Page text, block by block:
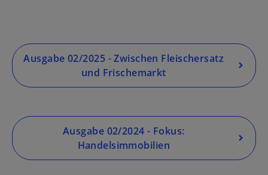
Ausgabe 02/2025 - Zwischen Fleischersatz
und Frischemarkt
Ausgabe 02/2024 - Fokus:
Handelsimmobilien